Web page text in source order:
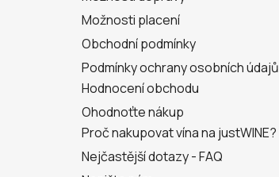
Možnosti placení
Obchodní podmínky
Podmínky ochrany osobních údajů
Hodnocení obchodu
Ohodnoťte nákup
Proč nakupovat vína na justWINE?
Nejčastější dotazy - FAQ